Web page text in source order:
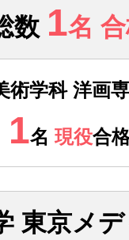
数 1名
術学科 洋画
1名 現役合
東京メ